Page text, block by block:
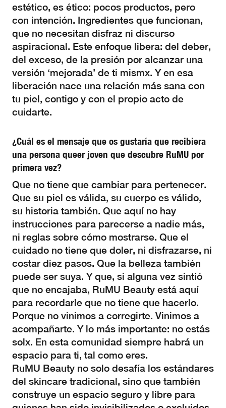
estético, es ético: pocos productos, pero
con intención. Ingredientes que funcionan,
que no necesitan disfraz ni discurso
aspiracional. Este enfoque libera: del deber,
del exceso, de la presión por alcanzar una
versión ‘mejorada’ de ti mismx. Y en esa
liberación nace una relación más sana con
tu piel, contigo y con el propio acto de
cuidarte.
¿Cuál es el mensaje que os gustaría que recibiera
una persona queer joven que descubre RuMU por
primera vez?
Que no tiene que cambiar para pertenecer.
Que su piel es válida, su cuerpo es válido,
su historia también. Que aquí no hay
instrucciones para parecerse a nadie más,
ni reglas sobre cómo mostrarse. Que el
cuidado no tiene que doler, ni disfrazarse, ni
costar diez pasos. Que la belleza también
puede ser suya. Y que, si alguna vez sintió
que no encajaba, RuMU Beauty está aquí
para recordarle que no tiene que hacerlo.
Porque no vinimos a corregirte. Vinimos a
acompañarte. Y lo más importante: no estás
solx. En esta comunidad siempre habrá un
espacio para ti, tal como eres.
RuMU Beauty no solo desafía los estándares
del skincare tradicional, sino que también
construye un espacio seguro y libre para